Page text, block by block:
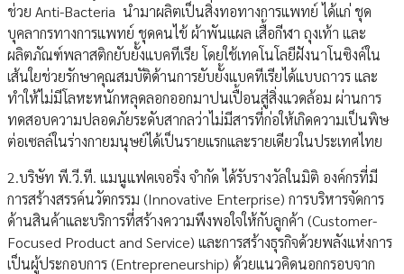
ช่วย Anti-Bacteria นำมาผลิตเป็นสิ่งทอทางการแพทย์ ได้แก่ ชุด
บุคลากรทางการแพทย์ ชุดคนไข้ ผ้าพันแผล เสื้อกีฬา ถุงเท้า และ
ผลิตภัณฑ์พลาสติกยับยั้งแบคทีเรีย โดยใช้เทคโนโลยีฝังนาโนซิงค์ใน
เส้นใยช่วยรักษาคุณสมบัติด้านการยับยั้งแบคทีเรียได้แบบถาวร และ
ทำให้ไม่มีโลหะหนักหลุดลอกออกมาปนเปื้อนสู่สิ่งแวดล้อม ผ่านการ
ทดสอบความปลอดภัยระดับสากลว่าไม่มีสารที่ก่อให้เกิดความเป็นพิษ
ต่อเซลล์ในร่างกายมนุษย์ได้เป็นรายแรกและรายเดียวในประเทศไทย
2.บริษัท พี.วี.ที. แมนูแฟคเจอริ่ง จำกัด ได้รับรางวัลในมิติ องค์กรที่มี
การสร้างสรรค์นวัตกรรม (Innovative Enterprise) การบริหารจัดการ
ด้านสินค้าและบริการที่สร้างความพึงพอใจให้กับลูกค้า (Customer-
Focused Product and Service) และการสร้างธุรกิจด้วยพลังแห่งการ
เป็นผู้ประกอบการ (Entrepreneurship) ด้วยแนวคิดนอกกรอบจาก